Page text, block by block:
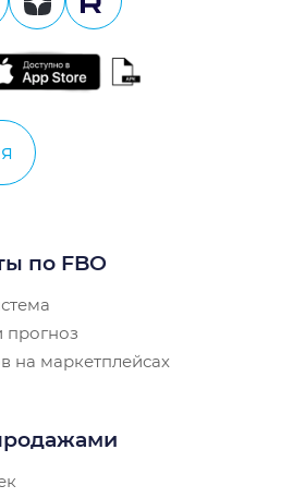
по FBO
прогноз
на маркетплейсах